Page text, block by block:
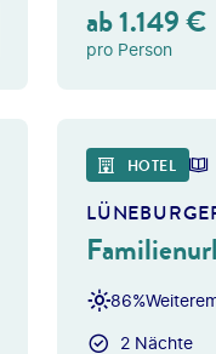
ab1.149€
pro Person
HOTEL
86%
2 Nächte